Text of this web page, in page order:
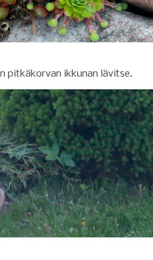
pitkäkorvan ikkunan lävitse.